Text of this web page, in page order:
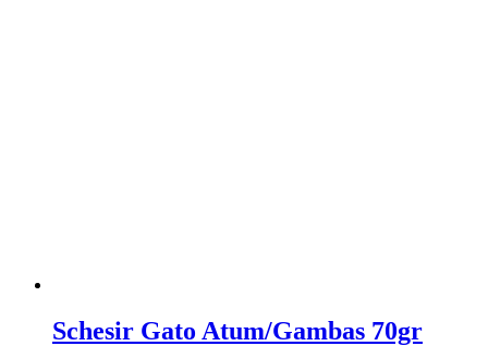
Schesir Gato Atum/Gambas 70gr